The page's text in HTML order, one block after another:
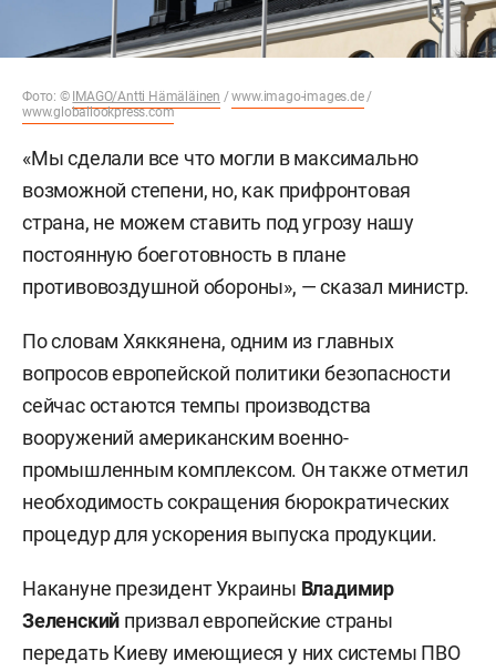
Фото: © IMAGO/Antti Hämäläinen /www.imago-images.de/
www.globallookpress.com
«Мы сделали все что могли в максимально
возможной степени, но, как прифронтовая
страна, не можем ставить под угрозу нашу
постоянную боеготовность в плане
противовоздушной обороны», — сказал министр.
По словам Хяккянена, одним из главных
вопросов европейской политики безопасности
сейчас остаются темпы производства
вооружений американским военно-
промышленным комплексом. Он также отметил
необходимость сокращения бюрократических
процедур для ускорения выпуска продукции.
Накануне президент Украины Владимир
Зеленский призвал европейские страны
передать Киеву имеющиеся у них системы ПВО